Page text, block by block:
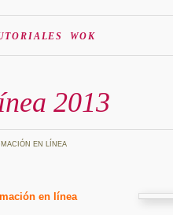
WOK
2013
en línea
en línea